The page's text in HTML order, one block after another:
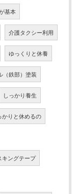
基本
介護タクシー利用
ゆっくりと休養
（鉄部）塗装
しっかり養生
かりと休めるの
キングテープ